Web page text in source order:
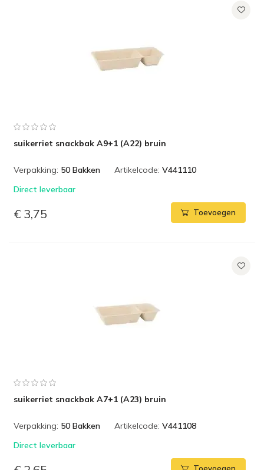
suikerriet snackbak A9+1 (A22) bruin
Verpakking: 50 Bakken Artikelcode: V441110
Direct leverbaar
€ 3,75 Toevoegen
suikerriet snackbak A7+1 (A23) bruin
Verpakking: 50 Bakken Artikelcode: V441108
Direct leverbaar